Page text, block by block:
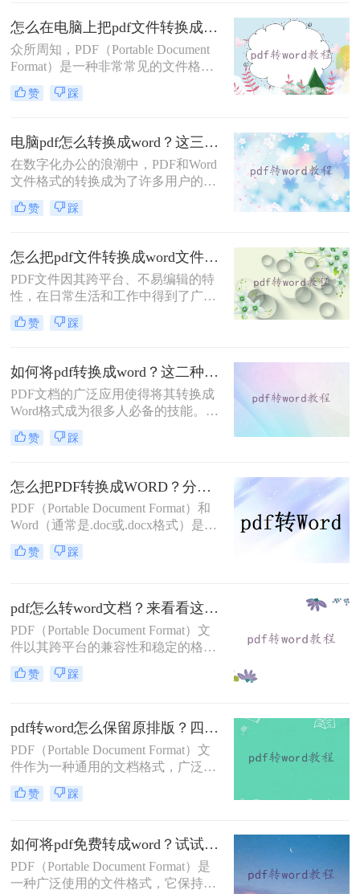
进行编辑、修改或重新排版。那么电
脑上如何把pdf转换成word文档呢？本
文将为您介绍三种在电脑上将PDF转
换成Word文档的实用方法，帮助您轻
松应对不同场景下的文件格式转换需
求。
怎么在电脑上把pdf文件转换成word？看看这二个方法!
众所周知，PDF（Portable Document
Format）是一种非常常见的文件格
式，而Word文档则是我们经常使用的
编辑和排版工具。如果你遇到了需要
你可能会有一些困扰。那么怎么在电
脑上把pdf文件转换成word呢？本文将
向你介绍一些简便的方法，让你可以
轻松地在电脑上进行PDF到Word的转
换。
赞 踩
电脑pdf怎么转换成word？这三种转换方法快来看！
在数字化办公的浪潮中，PDF和Word
文件格式的转换成为了许多用户的迫
切需求。PDF文件以其稳定性和跨平
台性而广受欢迎，但在需要编辑或修
Word文档。那么电脑pdf怎么转换成
word呢？本文将为您介绍三种在电脑
上将PDF转换成Word的实用方法，帮
助您轻松应对不同场景下的文件格式
转换需求。
赞 踩
怎么把pdf文件转换成word文件？介绍三种简单易用的方法！
PDF文件因其跨平台、不易编辑的特
性，在日常生活和工作中得到了广泛
应用。然而，有时我们可能需要对
PDF文件进行编辑或修改，这就需要
pdf文件转换成word文件呢？本文将介
绍四种将PDF文件转换成Word文件的
实用方法，帮助您轻松实现这一目
标。
赞 踩
如何将pdf转换成word？这二种方法你可以试试！
PDF文档的广泛应用使得将其转换成
Word格式成为很多人必备的技能。无
论是编辑PDF文本、复制文本内容还
是修改格式，将PDF转换成Word都能
换成word呢？本文将为你详细介绍。
赞 踩
怎么把PDF转换成WORD？分享三个好用的方法！
PDF（Portable Document Format）和
Word（通常是.doc或.docx格式）是两
种非常常见的文档格式，它们各自具
有独特的优势。PDF文件稳定且易于
为Word格式，以满足不同的需求。那
么怎么把PDF转换成WORD呢？本文
将介绍三种PDF转Word的方法，帮助
赞 踩
pdf怎么转word文档？来看看这三种实用方法解析！
PDF（Portable Document Format）文
件以其跨平台的兼容性和稳定的格式
展现，广泛应用于日常办公、学术交
流、电子书刊等领域。然而，有时候
版。那么pdf怎么转word文档呢？本文
将介绍三种将PDF转换为Word文档的
方法。
赞 踩
pdf转word怎么保留原排版？四种实用方法！
PDF（Portable Document Format）文
件作为一种通用的文档格式，广泛应
用于各个领域。然而，有时我们需要
将PDF文件转换为Word文档以进行编
版至关重要，以确保文档格式的一致
性和可读性。那么pdf转word怎么保留
原排版呢？本文将介绍四种方法，帮
助你在PDF转Word时保留原排版。
赞 踩
如何将pdf免费转成word？试试下面的二种在线方法！
PDF（Portable Document Format）是
一种广泛使用的文件格式，它保持了